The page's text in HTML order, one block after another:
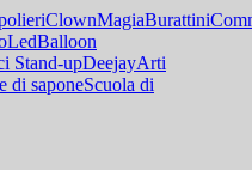
ClownMagiaBurattini
LedBalloon
Stand-upDeejayArti
di saponeScuola di